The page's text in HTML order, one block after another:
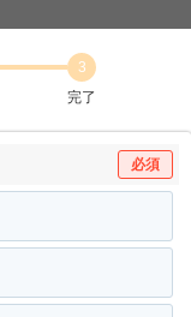
3
完了
必須